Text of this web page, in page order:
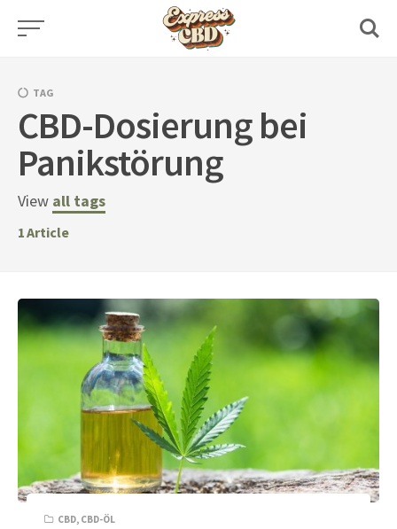
Skip
TAG
CBD-Dosierung bei
Panikstörung
View all tags
1Article
CBD, CBD-ÖL